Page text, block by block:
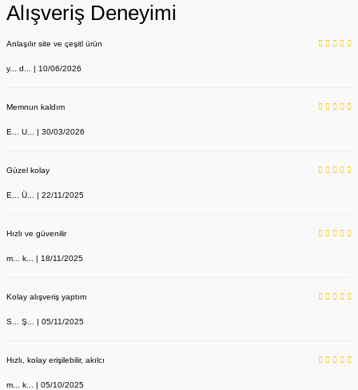
Alışveriş Deneyimi
Anlaşılır site ve çeşitl ürün
y... d... | 10/06/2026
Memnun kaldım
E... U... | 30/03/2026
Güzel kolay
E... Ü... | 22/11/2025
Hızlı ve güvenilir
m... k... | 18/11/2025
Kolay alışveriş yaptım
S... Ş... | 05/11/2025
Hızlı, kolay erişilebilir, akılcı
m... k... | 05/10/2025